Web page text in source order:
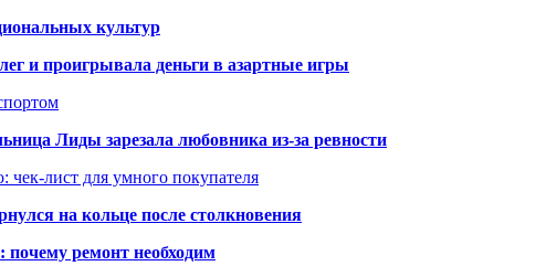
культур
и проигрывала деньги в азартные игры
Лиды зарезала любовника из-за ревности
чек-лист для умного покупателя
на кольце после столкновения
почему ремонт необходим